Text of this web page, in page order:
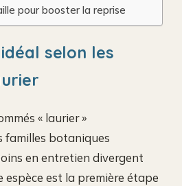
pour booster la reprise
selon les
« laurier »
botaniques
en entretien divergent
est la première étape